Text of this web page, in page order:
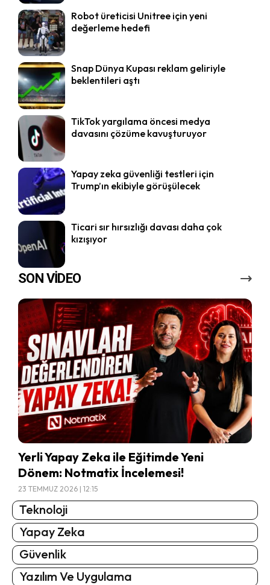
Robot üreticisi Unitree için yeni
değerleme hedefi
Snap Dünya Kupası reklam geliriyle
beklentileri aştı
TikTok yargılama öncesi medya
davasını çözüme kavuşturuyor
Yapay zeka güvenliği testleri için
Trump’ın ekibiyle görüşülecek
Ticari sır hırsızlığı davası daha çok
kızışıyor
SON VİDEO
Yerli Yapay Zeka ile Eğitimde Yeni
Dönem: Notmatix İncelemesi!
23 TEMMUZ 2026 | 12:15
Teknoloji
Yapay Zeka
Güvenlik
Yazılım Ve Uygulama